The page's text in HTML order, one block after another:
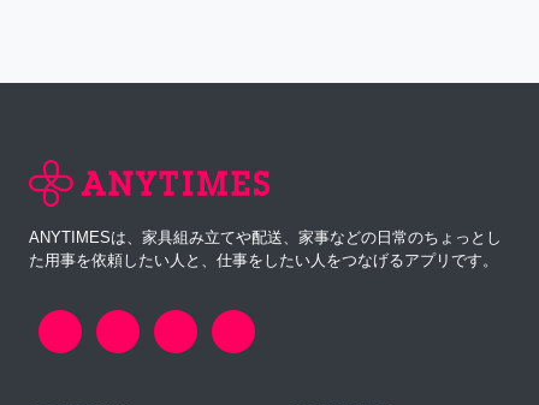
ANYTIMESは、家具組み立てや配送、家事などの日常のちょっとし
た用事を依頼したい人と、仕事をしたい人をつなげるアプリです。